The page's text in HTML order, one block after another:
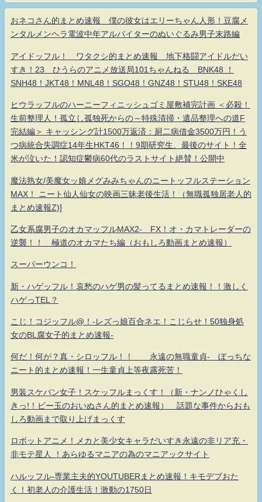
おネコさん的まとめ速報 僕の彼女はエリーちゃん人形！豆腐メ
ンタルメンヘラ電波中年アルバイターのぬいぐるみ男子末路編
アイドッフル！ ワタクシ的まとめ速報 地下格闘アイドルだい
すき！23 ひうらのアニメ放送局101ちゃんねる BNK48 ！
SNH48！JKT48！MNL48！SGO48！GNZ48！STU48！SKE48
ヒウラッフルのハーニーフィニッシュゴミ屋敷補完計画 ＜必殺！
生前整理人！孤立し孤独死からの～特殊清掃・遺品整理への道F
完結編＞ キャッシング計1500万返済：厨二病借金3500万円！う
つ病統合失調症14年生HKT46！！9期研究生、最後のサイト！全
米が泣いた！認知症鬱病60代のラストサイト絶賛！公開中
魔法熟女/美魔女ッ娘メグみみちゃんのニートッフルステーション
MAX！ ニート仙人仙女の映画三昧老後生活！（無職孤独居老人的
まとめ速報Z)]
乙女系腐男子のオカマッフルMAX2- FX！オ・カマトレーダーの
逆襲！！ 極道のオカマたち編（おもしろ動画まとめ速報）
スーパーウンコ！
新・ハゲッフル！哀愁のハゲ男の髪ってるまとめ速報！！激しく
ハゲっTEL？
こじ！コジッフル@！-レズっ娘百合ネエ！こじらせ！50独身処
女のBL腐女子的まとめ速報-
何だ！何が？真・シロッフル！！ 永遠の無職童貞- ぼっちな
ニート的まとめ速報！一生童貞上等夜露死苦！
男装スケバン女子！スケッフルまっくす！（新・ナンノひゃくし
きっ!！ビー玉のおいぬさん的まとめ速報） 話題な事件からおも
しろ動画まで取り上げまっくす
ロボットアニメ！メカと美少女キャラだいすき永遠の非リア充・
非モテ星人 ！あらゆるマニアの為のマニアックサイト
ハルッフル-専業主夫的YOUTUBERまとめ速報！キモデブおた
く！初老人の介護生活！激動の1750日